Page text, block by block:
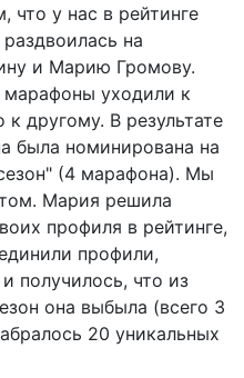
что у нас в рейтинге
на
и Марию Громову.
марафоны уходили к
другому. В результате
была номинирована на
(4 марафона). Мы
Мария решила
профиля в рейтинге,
профили,
получилось, что из
она выбыла (всего 3
20 уникальных